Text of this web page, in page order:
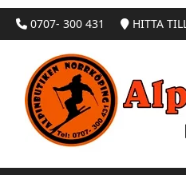
0707- 300 431 HITTA